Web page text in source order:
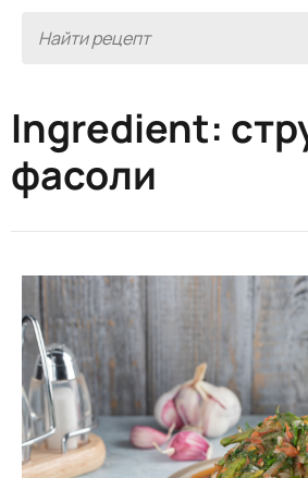
Ingredient:
фасоли